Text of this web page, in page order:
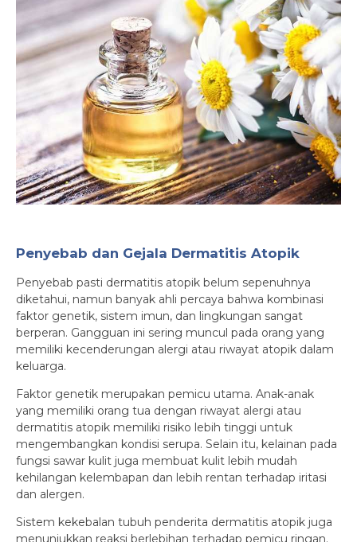
Penyebab dan Gejala Dermatitis Atopik
Penyebab pasti dermatitis atopik belum sepenuhnya
diketahui, namun banyak ahli percaya bahwa kombinasi
faktor genetik, sistem imun, dan lingkungan sangat
berperan. Gangguan ini sering muncul pada orang yang
memiliki kecenderungan alergi atau riwayat atopik dalam
keluarga.
Faktor genetik merupakan pemicu utama. Anak-anak
yang memiliki orang tua dengan riwayat alergi atau
dermatitis atopik memiliki risiko lebih tinggi untuk
mengembangkan kondisi serupa. Selain itu, kelainan pada
fungsi sawar kulit juga membuat kulit lebih mudah
kehilangan kelembapan dan lebih rentan terhadap iritasi
dan alergen.
Sistem kekebalan tubuh penderita dermatitis atopik juga
menunjukkan reaksi berlebihan terhadap pemicu ringan.